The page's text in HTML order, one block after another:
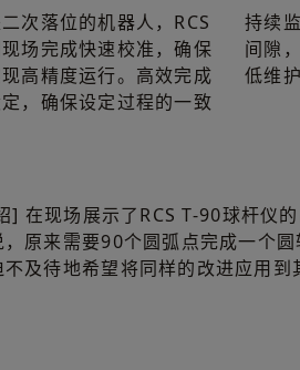
次落位的机器人，RCS
场完成快速校准，确保
高精度运行。高效完成
，确保设定过程的一致
持续
间隙
低维
] 在现场展示了RCS T-90球杆仪
，原来需要90个圆弧点完成一个
及待地希望将同样的改进应用到